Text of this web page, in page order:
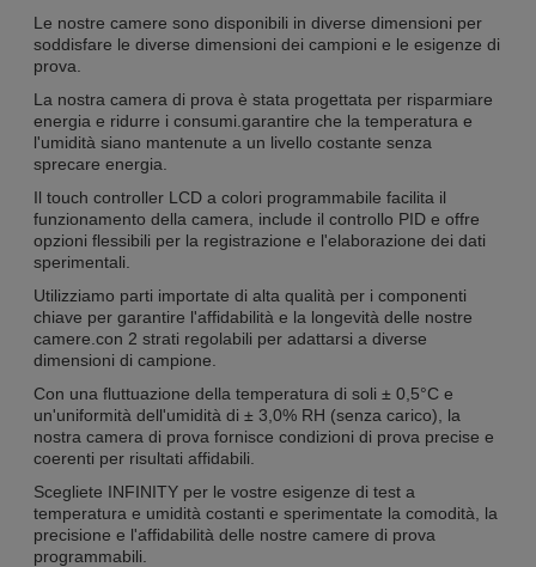
Le nostre camere sono disponibili in diverse dimensioni per
soddisfare le diverse dimensioni dei campioni e le esigenze di
prova.
La nostra camera di prova è stata progettata per risparmiare
energia e ridurre i consumi.garantire che la temperatura e
l'umidità siano mantenute a un livello costante senza
sprecare energia.
Il touch controller LCD a colori programmabile facilita il
funzionamento della camera, include il controllo PID e offre
opzioni flessibili per la registrazione e l'elaborazione dei dati
sperimentali.
Utilizziamo parti importate di alta qualità per i componenti
chiave per garantire l'affidabilità e la longevità delle nostre
camere.con 2 strati regolabili per adattarsi a diverse
dimensioni di campione.
Con una fluttuazione della temperatura di soli ± 0,5°C e
un'uniformità dell'umidità di ± 3,0% RH (senza carico), la
nostra camera di prova fornisce condizioni di prova precise e
coerenti per risultati affidabili.
Scegliete INFINITY per le vostre esigenze di test a
temperatura e umidità costanti e sperimentate la comodità, la
precisione e l'affidabilità delle nostre camere di prova
programmabili.